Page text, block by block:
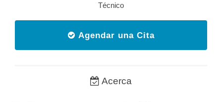
Técnico
Agendar una Cita
Acerca